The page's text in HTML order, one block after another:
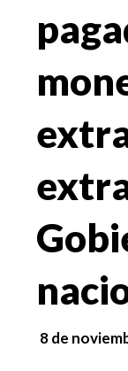
8 de